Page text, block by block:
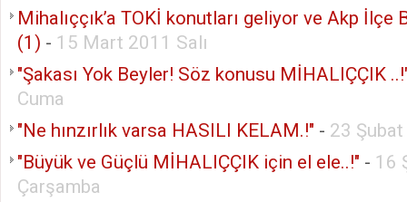
Mihalıççık’a TOKİ konutları geliyor ve Akp İlçe
(1) - 15 Mart 2011 Salı
"Şakası Yok Beyler! Söz konusu MİHALIÇÇIK
Cuma
"Ne hınzırlık varsa HASILI KELAM.!" - 23
"Büyük ve Güçlü MİHALIÇÇIK için el ele..!" - 16
Çarşamba